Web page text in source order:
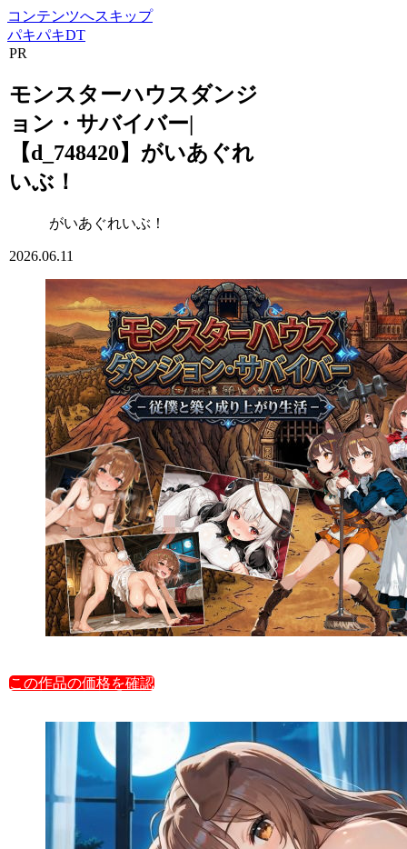
コンテンツへスキップ
パキパキDT
PR
モンスターハウスダンジ
ョン・サバイバー|
【d_748420】がいあぐれ
いぶ！
がいあぐれいぶ！
2026.06.11
この作品の価格を確認